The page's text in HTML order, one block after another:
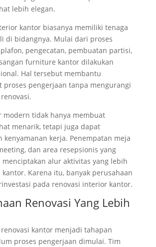
lebih elegan.
kantor biasanya memiliki tenaga
di bidangnya. Mulai dari proses
pengecatan, pembuatan partisi,
furniture kantor dilakukan
Hal tersebut membantu
proses pengerjaan tanpa mengurangi
modern tidak hanya membuat
menarik, tetapi juga dapat
kenyamanan kerja. Penempatan meja
dan area resepsionis yang
alur aktivitas yang lebih
Karena itu, banyak perusahaan
pada renovasi interior kantor.
Renovasi Yang Lebih
kantor menjadi tahapan
proses pengerjaan dimulai. Tim